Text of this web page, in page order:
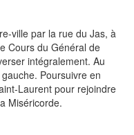
ville par la rue du Jas, à
Cours du Général de
intégralement. Au
Poursuivre en
Laurent pour rejoindre
Miséricorde.